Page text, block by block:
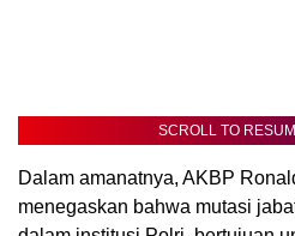
SCROLL TO
Dalam amanatnya, AKBP
menegaskan bahwa mutasi